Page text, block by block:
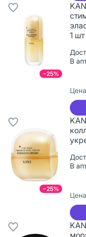
−25%
1 шт
В
Цена
−25%
В
Цена